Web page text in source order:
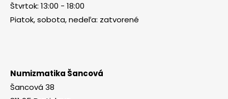
Štvrtok: 13:00 - 18:00
Piatok, sobota, nedeľa: zatvorené
Numizmatika Šancová
Šancová 38